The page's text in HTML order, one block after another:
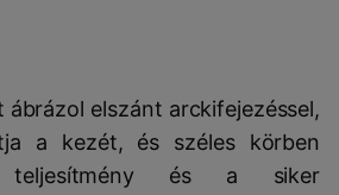
elszánt arckifejezéssel,
a kezét, és széles körben
teljesítmény és a siker